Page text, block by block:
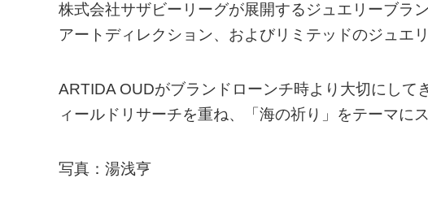
株式会社サザビーリーグが展開するジュエリーブラ
アートディレクション、およびリミテッドのジュエ
ARTIDA OUDがブランドローンチ時より大切にして
ィールドリサーチを重ね、「海の祈り」をテーマに
写真：湯浅亨